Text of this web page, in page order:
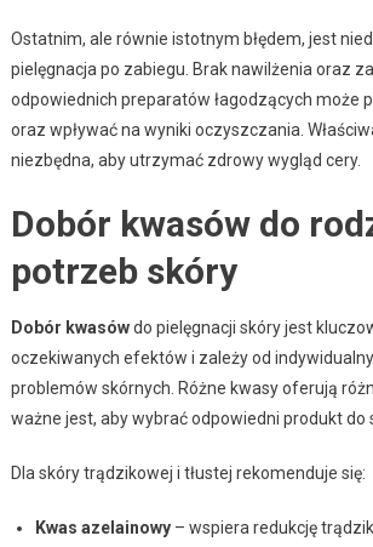
Ostatnim, ale równie istotnym błędem, jest
pielęgnacja po zabiegu. Brak nawilżenia oraz
odpowiednich preparatów łagodzących może
oraz wpływać na wyniki oczyszczania.
niezbędna, aby utrzymać zdrowy wygląd cery.
Dobór kwasów do
potrzeb skóry
Dobór kwasówdo pielęgnacji skóry jest
oczekiwanych efektów i zależy od
problemów skórnych. Różne kwasy oferują
ważne jest, aby wybrać odpowiedni produkt do
Dla skóry trądzikowej i tłustej rekomenduje się:
Kwas azelainowy– wspiera redukcję